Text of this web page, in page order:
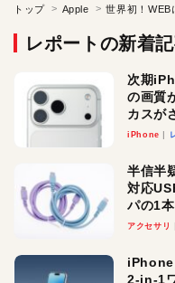
トップ Apple
レポートの新着
次期
の画質
カスが
iPhone
半信半
対応
パの1
アクセサリ
iPhone
2-in-1